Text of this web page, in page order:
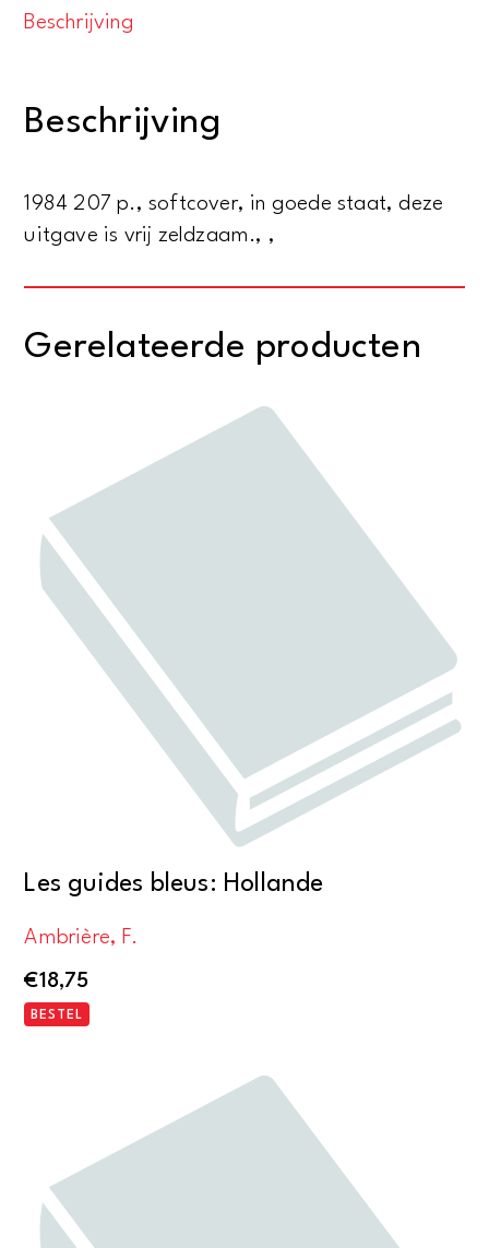
Beschrijving
Beschrijving
1984 207 p., softcover, in goede staat, deze
uitgave is vrij zeldzaam., ,
Gerelateerde producten
Les guides bleus: Hollande
Ambrière, F.
€18,75
BESTEL